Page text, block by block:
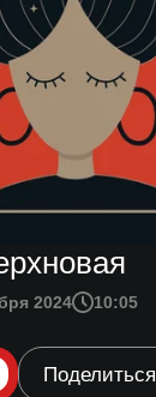
2024 10:05
Поделиться